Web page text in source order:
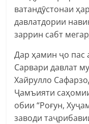
ватандӯстонаи
давлатдории
заррин сабт
Дар ҳамин ҷо пас
Сарвари давлат
Хайрулло
Ҷамъияти
обии “Роғун,
заводи